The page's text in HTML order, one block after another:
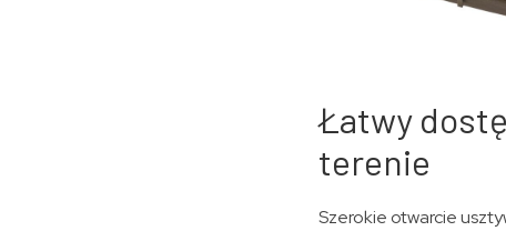
Łatwy
terenie
Szerokie otwarcie